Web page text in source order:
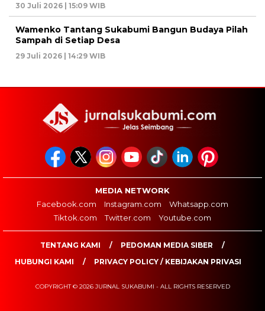
30 Juli 2026 | 15:09 WIB
Wamenko Tantang Sukabumi Bangun Budaya Pilah
Sampah di Setiap Desa
29 Juli 2026 | 14:29 WIB
MEDIA NETWORK
Facebook.com
Instagram.com
Whatsapp.com
Tiktok.com
Twitter.com Youtube.com
TENTANG KAMI
PEDOMAN MEDIA SIBER
HUBUNGI KAMI
PRIVACY POLICY / KEBIJAKAN PRIVASI
COPYRIGHT © 2026 JURNAL SUKABUMI - ALL RIGHTS RESERVED